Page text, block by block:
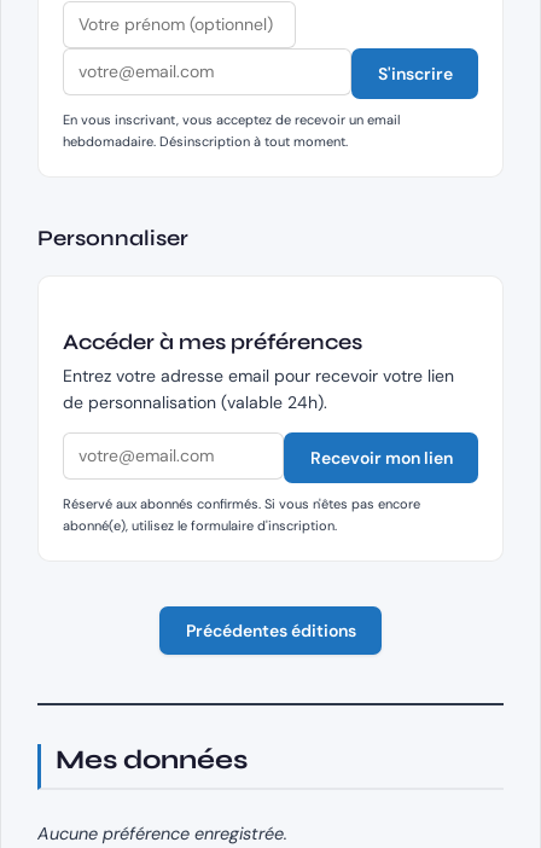
S'inscrire
En vous inscrivant, vous acceptez de recevoir un email
hebdomadaire. Désinscription à tout moment.
Personnaliser
Accéder à mes préférences
Entrez votre adresse email pour recevoir votre lien
de personnalisation (valable 24h).
Recevoir mon lien
Réservé aux abonnés confirmés. Si vous n'êtes pas encore
abonné(e), utilisez le formulaire d'inscription.
Précédentes éditions
Mes données
Aucune préférence enregistrée.